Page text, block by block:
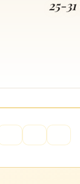
25-